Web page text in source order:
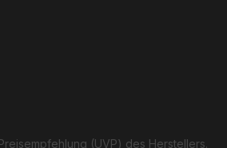
(UVP) des Herstellers.